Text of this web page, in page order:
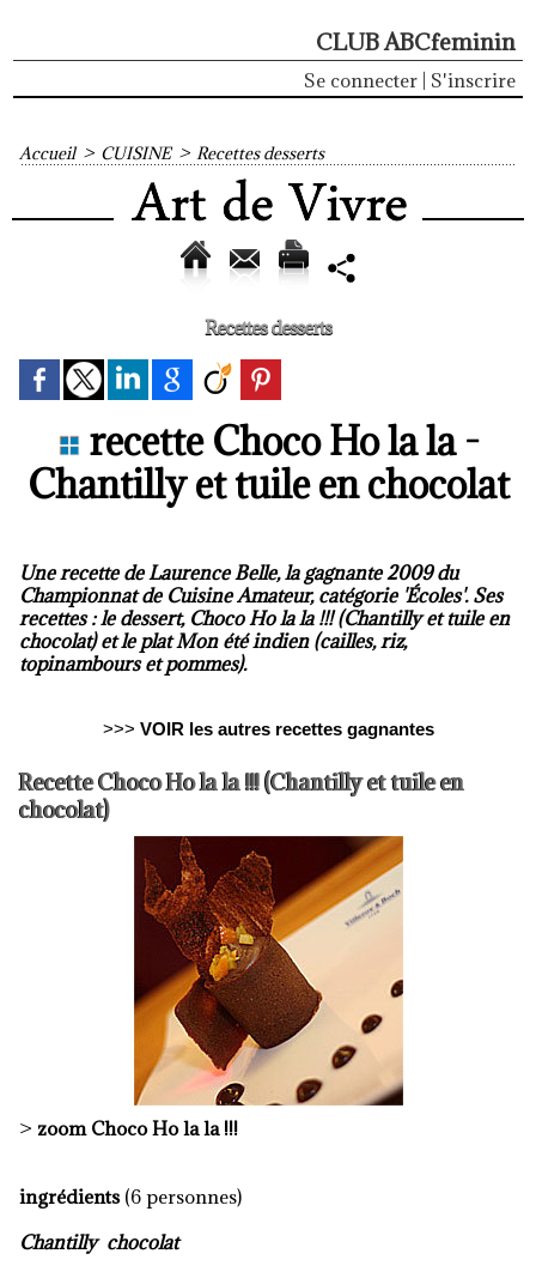
CLUB ABCfeminin
Se connecter S'inscrire
Accueil > CUISINE > Recettes desserts
Recettes desserts
recette Choco Ho la la -
Chantilly et tuile en chocolat
Une recette de Laurence Belle, la gagnante 2009 du
Championnat de Cuisine Amateur, catégorie 'Écoles'. Ses
recettes : le dessert, Choco Ho la la !!! (Chantilly et tuile en
chocolat) et le plat Mon été indien (cailles, riz,
topinambours et pommes).
>>> VOIR les autres recettes gagnantes
Recette Choco Ho la la !!! (Chantilly et tuile en
chocolat)
zoom Choco Ho la la !!!
ingrédients(6 personnes)
Chantilly chocolat